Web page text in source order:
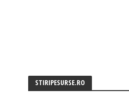
STIRIPESURSE.RO